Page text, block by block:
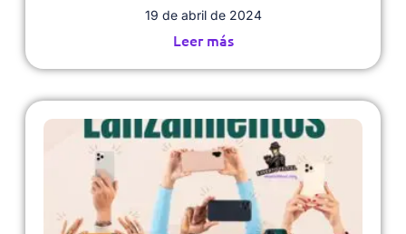
19 de abril de 2024
Leer más